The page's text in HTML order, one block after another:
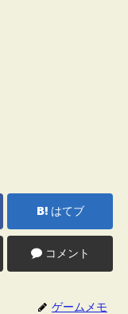
はてブ
コメント
ゲームメモ